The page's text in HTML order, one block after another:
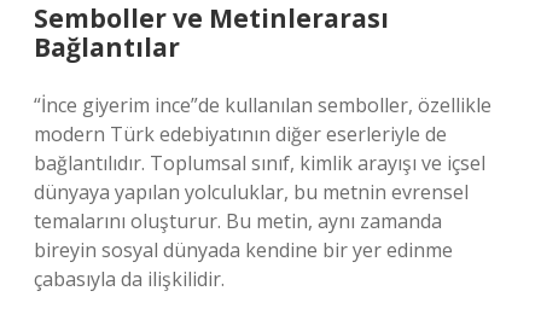
Semboller ve Metinlerarası
Bağlantılar
“İnce giyerim ince”de kullanılan semboller, özellikle
modern Türk edebiyatının diğer eserleriyle de
bağlantılıdır. Toplumsal sınıf, kimlik arayışı ve içsel
dünyaya yapılan yolculuklar, bu metnin evrensel
temalarını oluşturur. Bu metin, aynı zamanda
bireyin sosyal dünyada kendine bir yer edinme
çabasıyla da ilişkilidir.